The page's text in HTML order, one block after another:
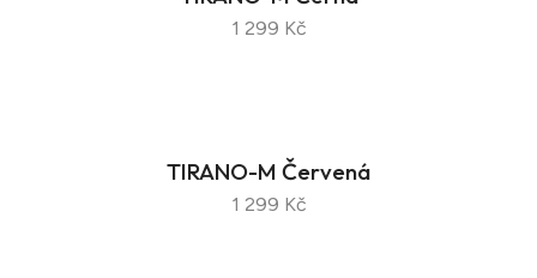
1 299 Kč
TIRANO-M Červená
1 299 Kč